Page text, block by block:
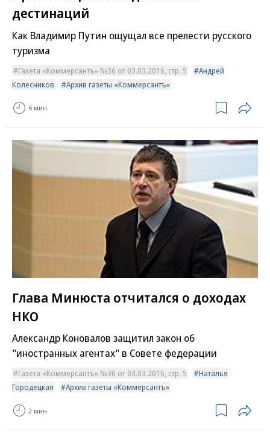
дестинаций
Как Владимир Путин ощущал все прелести русского
туризма
Газета «Коммерсантъ» №36 от 03.03.2016, стр. 5
Андрей
Колесников
Архив газеты «Коммерсантъ»
6 мин.
Глава Минюста отчитался о доходах
НКО
Александр Коновалов защитил закон об
"иностранных агентах" в Совете федерации
Газета «Коммерсантъ» №36 от 03.03.2016, стр. 5
Наталья
Городецкая
Архив газеты «Коммерсантъ»
2 мин.